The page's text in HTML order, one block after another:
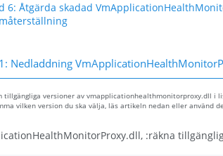
6: Åtgärda skadad
Nedladdning
tillgängliga versioner av vmapplicationhealthmonitorproxy.dll i
vilken version du ska välja, läs artikeln nedan eller använd
:räkna